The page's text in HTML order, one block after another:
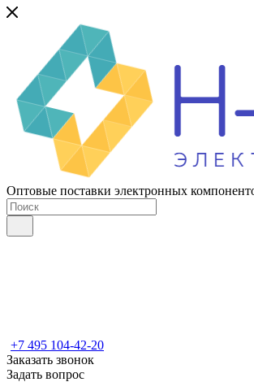
Оптовые поставки электронных
+7 495 104-42-20
Заказать звонок
Задать вопрос